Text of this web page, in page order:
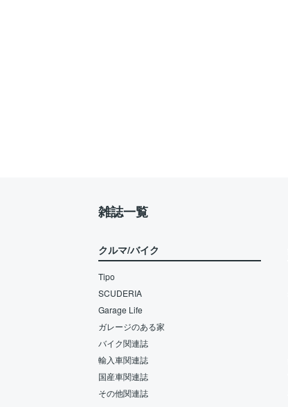
雑誌一覧
クルマ/バイク
Tipo
SCUDERIA
Garage Life
ガレージのある家
バイク関連誌
輸入車関連誌
国産車関連誌
その他関連誌